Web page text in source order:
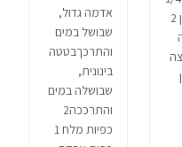
כפית קינמון 2
ביצה
אדמה גדול,
שבושל במים
והתרכךבטטה
בינונית,
שבושלה במים
והתרככה2
כפיות מלח 1